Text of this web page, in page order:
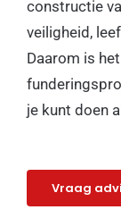
constructie
veiligheid,
Daarom is
je kunt doen
Vraag